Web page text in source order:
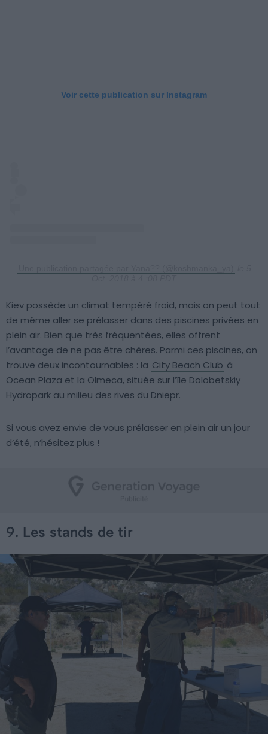
Voir cette publication sur Instagram
Kiev possède un climat tempéré froid, mais on peut tout
de même aller se prélasser dans des piscines privées en
plein air. Bien que très fréquentées, elles offrent
l’avantage de ne pas être chères. Parmi ces piscines, on
trouve deux incontournables : la City Beach Club à
Ocean Plaza et la Olmeca, située sur l’île Dolobetskiy
Hydropark au milieu des rives du Dniepr.
Si vous avez envie de vous prélasser en plein air un jour
d’été, n’hésitez plus !
9. Les stands de tir